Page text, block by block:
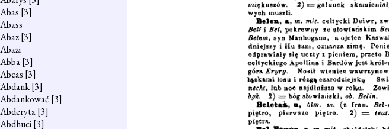
Abas [3]
Abass
Abaz[3]
Abazi
Abba[3]
Abcas [3]
Abdank[3]
Abdankować [3]
Abderyta[3]
Abdhuci[3]